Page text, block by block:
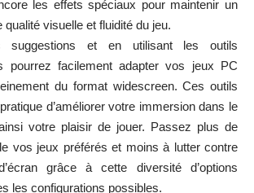
les effets spéciaux pour maintenir un
qualité visuelle et fluidité du jeu.
suggestions et en utilisant les outils
pourrez facilement adapter vos jeux PC
du format widescreen. Ces outils
d’améliorer votre immersion dans le
votre plaisir de jouer. Passez plus de
vos jeux préférés et moins à lutter contre
grâce à cette diversité d’options
les configurations possibles.